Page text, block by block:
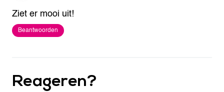
Ziet er mooi uit!
Beantwoorden
Reageren?